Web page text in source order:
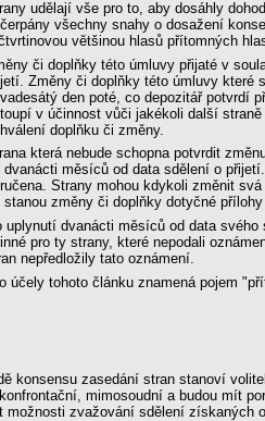
udělají vše pro to, aby dosáhly
všechny snahy o dosažení
většinou hlasů přítomných
či doplňky této úmluvy přijaté v
Změny či doplňky této úmluvy které
den poté, co depozitář potvrdí
v účinnost vůči jakékoli další
doplňku či změny.
která nebude schopna potvrdit
dvanácti měsíců od data sdělení o
Strany mohou kdykoli změnit
stanou změny či doplňky dotyčné
uplynutí dvanácti měsíců od data
pro ty strany, které nepodali
nepředložily tato oznámení.
účely tohoto článku znamená pojem
konsensu zasedání stran stanoví
mimosoudní a budou mít
možnosti zvažování sdělení získaných